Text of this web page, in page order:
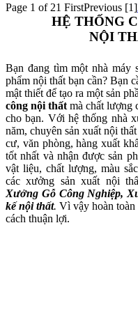
Page 1 of 21 FirstPrevious [1]
HỆ THỐNG
NỘI
Bạn đang tìm một nhà máy
phẩm nội thất bạn cần? Bạn
mật thiết để tạo ra một sản
công nội thất mà chất lượng
cho bạn. Với hệ thống nhà
năm, chuyên sản xuất nội
cư, văn phòng, hàng xuất
tốt nhất và nhận được sản
vật liệu, chất lượng, màu
các xưởng sản xuất nội
Xưởng Gỗ Công Nghiệp,
kế nội thất. Vì vậy hoàn toàn
cách thuận lợi.